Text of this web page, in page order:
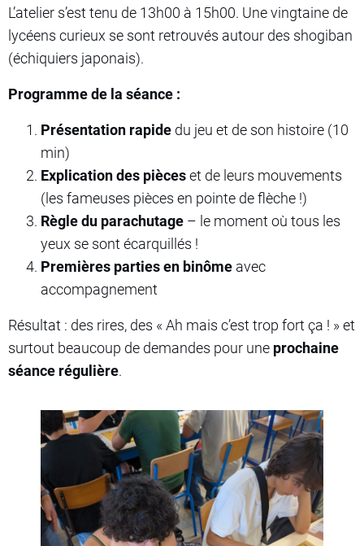
L’atelier s’est tenu de 13h00 à 15h00. Une vingtaine de
lycéens curieux se sont retrouvés autour des shogiban
(échiquiers japonais).
Programme de la séance :
Présentation rapide du jeu et de son histoire (10
min)
Explication des pièceset de leurs mouvements
(les fameuses pièces en pointe de flèche !)
Règle du parachutage – le moment où tous les
yeux se sont écarquillés !
Premières parties en binôme avec
accompagnement
Résultat : des rires, des « Ah mais c’est trop fort ça ! » et
surtout beaucoup de demandes pour une prochaine
séance régulière.